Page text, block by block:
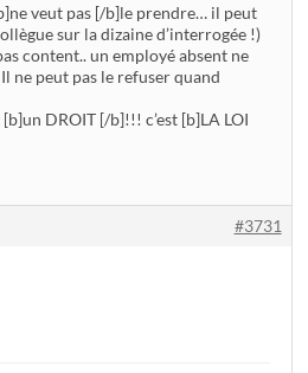
veut pas [/b]le prendre… il peut
sur la dizaine d’interrogée !)
content.. un employé absent ne
Il ne peut pas le refuser quand
DROIT [/b]!!! c’est [b]LA LOI
#3731